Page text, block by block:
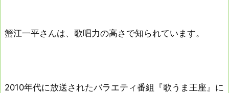
蟹江一平さんは、歌唱力の高さで知られています。
2010年代に放送されたバラエティ番組『歌うま王座』に